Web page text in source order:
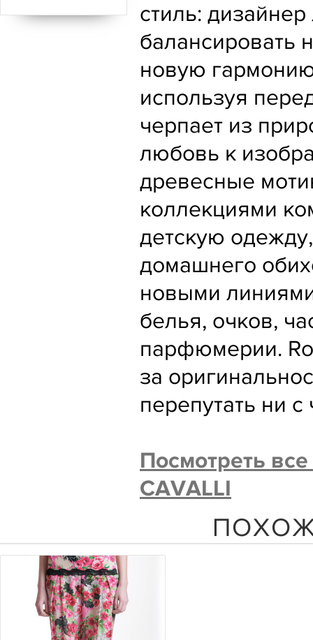
стиль:
балансировать
новую
используя
черпает из
любовь к
древесные
коллекциями
детскую
домашнего
новыми
белья, очков,
парфюмерии.
за
перепутать ни
Посмотреть
CAVALLI